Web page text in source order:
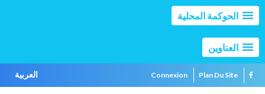
الحوكمة المحلية
العناوين
العربية Connexion Plan Du Site